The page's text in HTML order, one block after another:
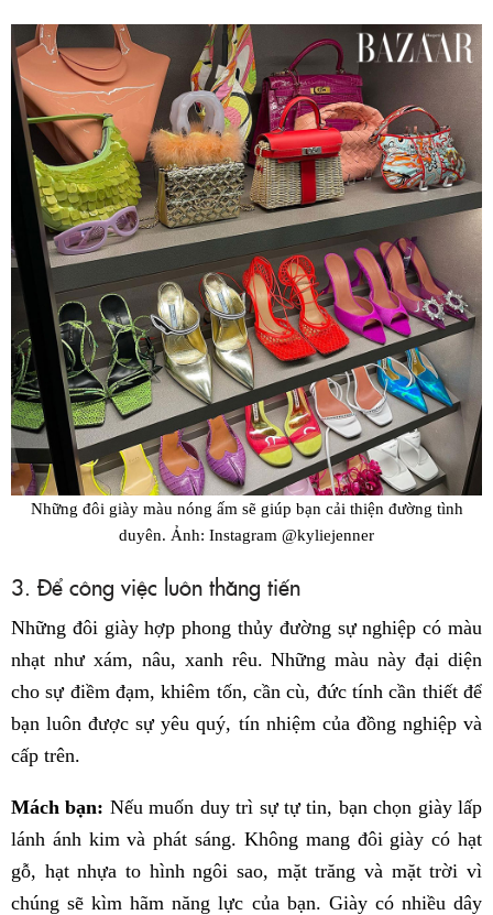
Những đôi giày màu nóng ấm sẽ giúp bạn cải thiện đường tình
duyên. Ảnh: Instagram @kyliejenner
3. Để công việc luôn thăng tiến
Những đôi giày hợp phong thủy đường sự nghiệp có màu
nhạt như xám, nâu, xanh rêu. Những màu này đại diện
cho sự điềm đạm, khiêm tốn, cần cù, đức tính cần thiết để
bạn luôn được sự yêu quý, tín nhiệm của đồng nghiệp và
cấp trên.
Mách bạn: Nếu muốn duy trì sự tự tin, bạn chọn giày lấp
lánh ánh kim và phát sáng. Không mang đôi giày có hạt
gỗ, hạt nhựa to hình ngôi sao, mặt trăng và mặt trời vì
chúng sẽ kìm hãm năng lực của bạn. Giày có nhiều dây